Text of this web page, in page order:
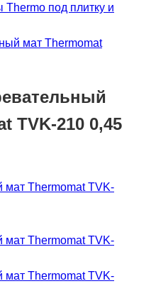
под плитку и
мат Thermomat
TVK-210 0,45